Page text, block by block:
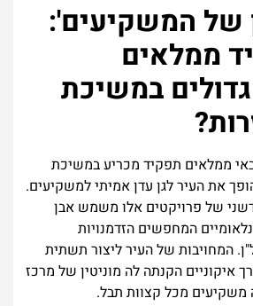
של המשקיעים':
ממלאים
במשיכת
ממלאים תפקיד מכריע במשיכת
את העיר לגן עדן אמיתי למשקיעים.
של פרויקטים אלו משמש אבן
המחפשים הזדמנויות
המחויבות של העיר ליצור תשתית
איקוניים הקנתה לה מוניטין של מרכז
מכל קצוות תבל.